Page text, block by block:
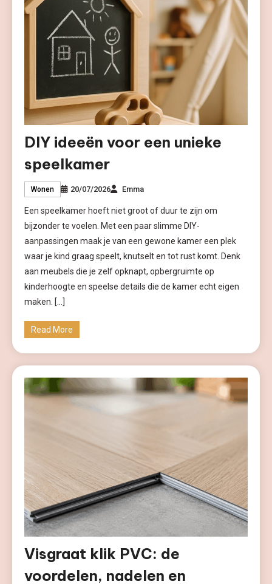
DIY ideeën voor een unieke
speelkamer
Wonen 20/07/2026 Emma
Een speelkamer hoeft niet groot of duur te zijn om
bijzonder te voelen. Met een paar slimme DIY-
aanpassingen maak je van een gewone kamer een plek
waar je kind graag speelt, knutselt en tot rust komt. Denk
aan meubels die je zelf opknapt, opbergruimte op
kinderhoogte en speelse details die de kamer echt eigen
maken. […]
Read More
Visgraat klik PVC: de
voordelen, nadelen en